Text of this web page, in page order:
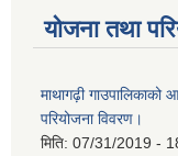
योजना तथा
माथागढ़ी
परियोजना विवरण।
मिति: 07/31/2019 -